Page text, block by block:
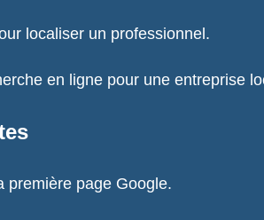
localiser un professionnel.
en ligne pour une entreprise
première page Google.